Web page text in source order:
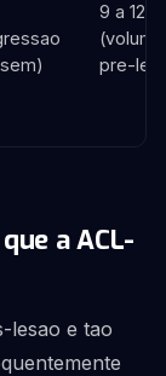
9 a 12
(volume
pre-
a ACL-
lesao e tao